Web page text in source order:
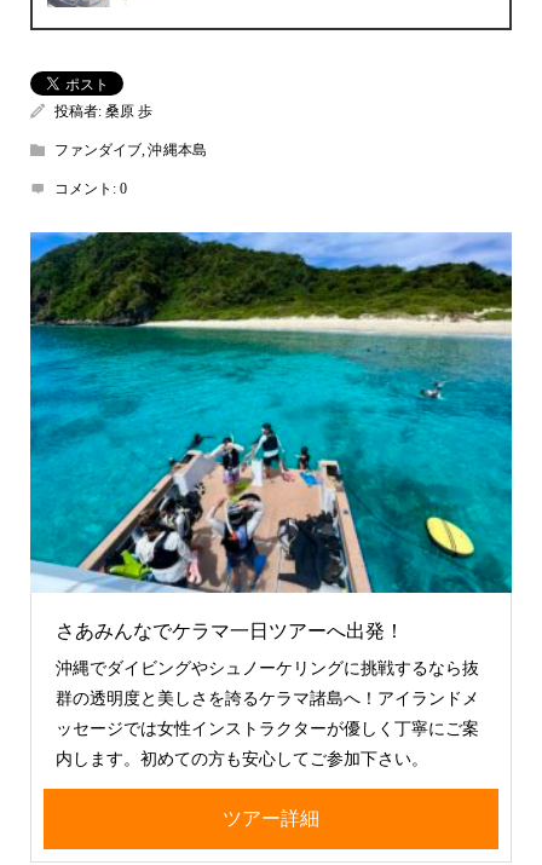
投稿者: 桑原 歩
ファンダイブ,沖縄本島
コメント: 0
さあみんなでケラマ一日ツアーへ出発！
沖縄でダイビングやシュノーケリングに挑戦するなら抜
群の透明度と美しさを誇るケラマ諸島へ！アイランドメ
ッセージでは女性インストラクターが優しく丁寧にご案
内します。初めての方も安心してご参加下さい。
ツアー詳細